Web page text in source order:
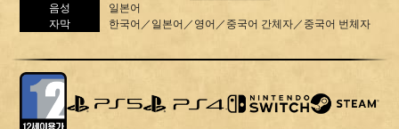
음성
일본어
자막
한국어／일본어／영어／중국어 간체자／중국어 번체자